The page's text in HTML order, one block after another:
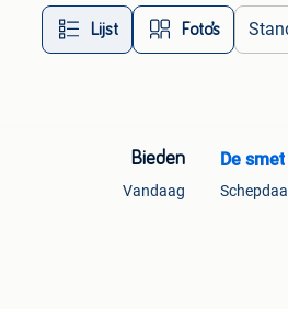
Lijst Foto’s
Bieden
Vandaag
De smet
Schepdaal